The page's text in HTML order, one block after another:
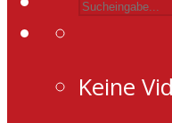
Keine